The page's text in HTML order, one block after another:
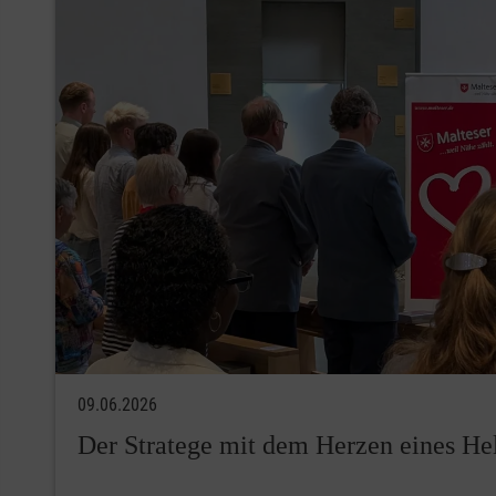
09.06.2026
Der Stratege mit dem Herzen eines